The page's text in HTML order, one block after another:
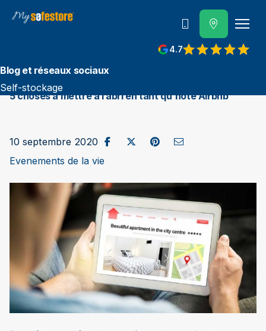
4.7
Contactez-nous
Blog et réseaux sociaux
Self-stockage
5 choses à mettre à l’abri en tant qu'hôte Airbnb
10 septembre 2020Partager sur Facebook
Publier sur X / Twitter
Partager sur Pinterest
Envoyer par e-mail
Evenements de la vie